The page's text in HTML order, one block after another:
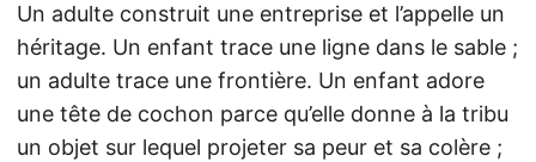
Un adulte construit une entreprise et l’appelle un
héritage. Un enfant trace une ligne dans le sable ;
un adulte trace une frontière. Un enfant adore
une tête de cochon parce qu’elle donne à la tribu
un objet sur lequel projeter sa peur et sa colère ;